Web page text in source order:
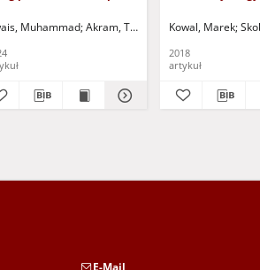
- red.
Shafi, Jana Hołubowski, Waldemar
Muhammad Akram, Tallha Alasiry, Areej
Kowal, Marek
2018
artykuł
E-Mail